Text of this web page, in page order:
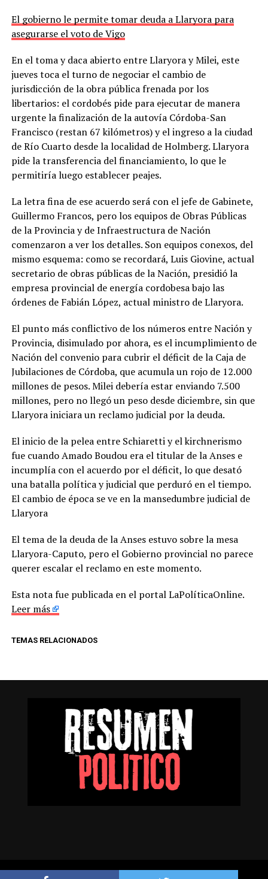
El gobierno le permite tomar deuda a Llaryora para
asegurarse el voto de Vigo
En el toma y daca abierto entre Llaryora y Milei, este
jueves toca el turno de negociar el cambio de
jurisdicción de la obra pública frenada por los
libertarios: el cordobés pide para ejecutar de manera
urgente la finalización de la autovía Córdoba-San
Francisco (restan 67 kilómetros) y el ingreso a la ciudad
de Río Cuarto desde la localidad de Holmberg. Llaryora
pide la transferencia del financiamiento, lo que le
permitiría luego establecer peajes.
La letra fina de ese acuerdo será con el jefe de Gabinete,
Guillermo Francos, pero los equipos de Obras Públicas
de la Provincia y de Infraestructura de Nación
comenzaron a ver los detalles. Son equipos conexos, del
mismo esquema: como se recordará, Luis Giovine, actual
secretario de obras públicas de la Nación, presidió la
empresa provincial de energía cordobesa bajo las
órdenes de Fabián López, actual ministro de Llaryora.
El punto más conflictivo de los números entre Nación y
Provincia, disimulado por ahora, es el incumplimiento de
Nación del convenio para cubrir el déficit de la Caja de
Jubilaciones de Córdoba, que acumula un rojo de 12.000
millones de pesos. Milei debería estar enviando 7.500
millones, pero no llegó un peso desde diciembre, sin que
Llaryora iniciara un reclamo judicial por la deuda.
El inicio de la pelea entre Schiaretti y el kirchnerismo
fue cuando Amado Boudou era el titular de la Anses e
incumplía con el acuerdo por el déficit, lo que desató
una batalla política y judicial que perduró en el tiempo.
El cambio de época se ve en la mansedumbre judicial de
Llaryora
El tema de la deuda de la Anses estuvo sobre la mesa
Llaryora-Caputo, pero el Gobierno provincial no parece
querer escalar el reclamo en este momento.
Esta nota fue publicada en el portal LaPolíticaOnline.
Leer más
TEMAS RELACIONADOS
Resumen Político © Todos los derechos reservados.